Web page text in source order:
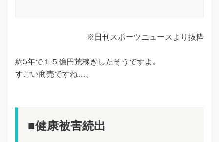
※日刊スポーツニュースより抜粋
約5年で１５億円荒稼ぎしたそうですよ。
すごい商売ですね…。
■健康被害続出